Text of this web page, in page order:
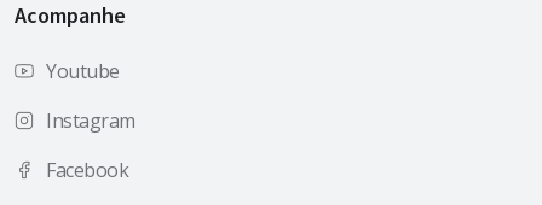
Acompanhe
Youtube
Instagram
Facebook